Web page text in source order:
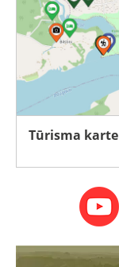
Tūrisma karte